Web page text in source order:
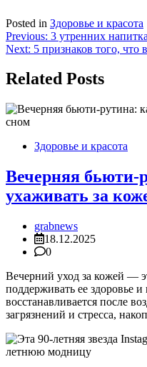
Posted in Здоровье и красота
Навигация
по
записям
Previous: 3 утренних
Next: 5 признаков того,
Related Posts
Здоровье и красота
Вечерняя бьюти-
ухаживать за
grabnews
18.12.2025
0
Вечерний уход за кожей —
поддерживать ее здоровье
восстанавливается после
загрязнений и стресса,